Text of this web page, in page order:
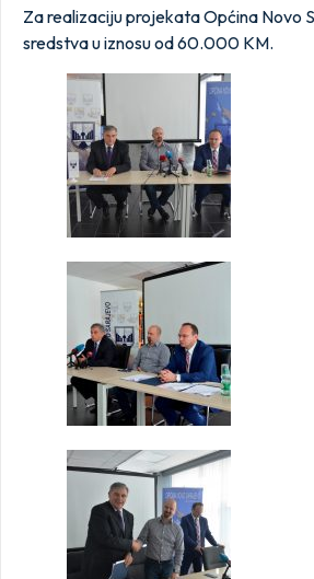
Za realizaciju projekata Općina Novo
sredstva u iznosu od 60.000 KM.